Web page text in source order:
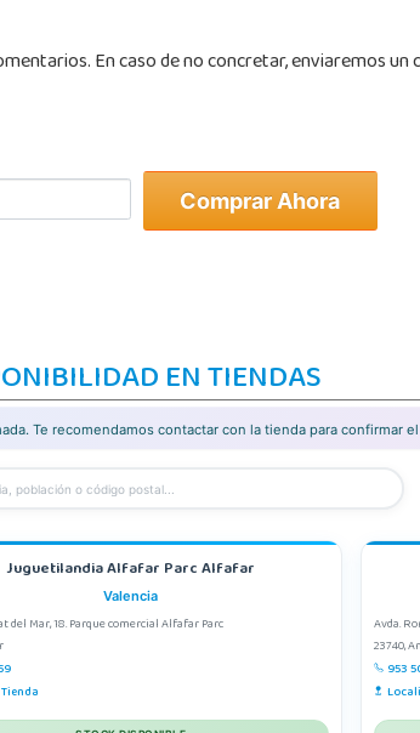
En caso de no concretar, enviaremos un
Comprar Ahora
EN TIENDAS
Te recomendamos contactar con la tienda para confirmar
Juguetilandia Alfafar Parc Alfafar
Valencia
del Mar, 18. Parque comercial Alfafar Parc
Avda.
23740,
953